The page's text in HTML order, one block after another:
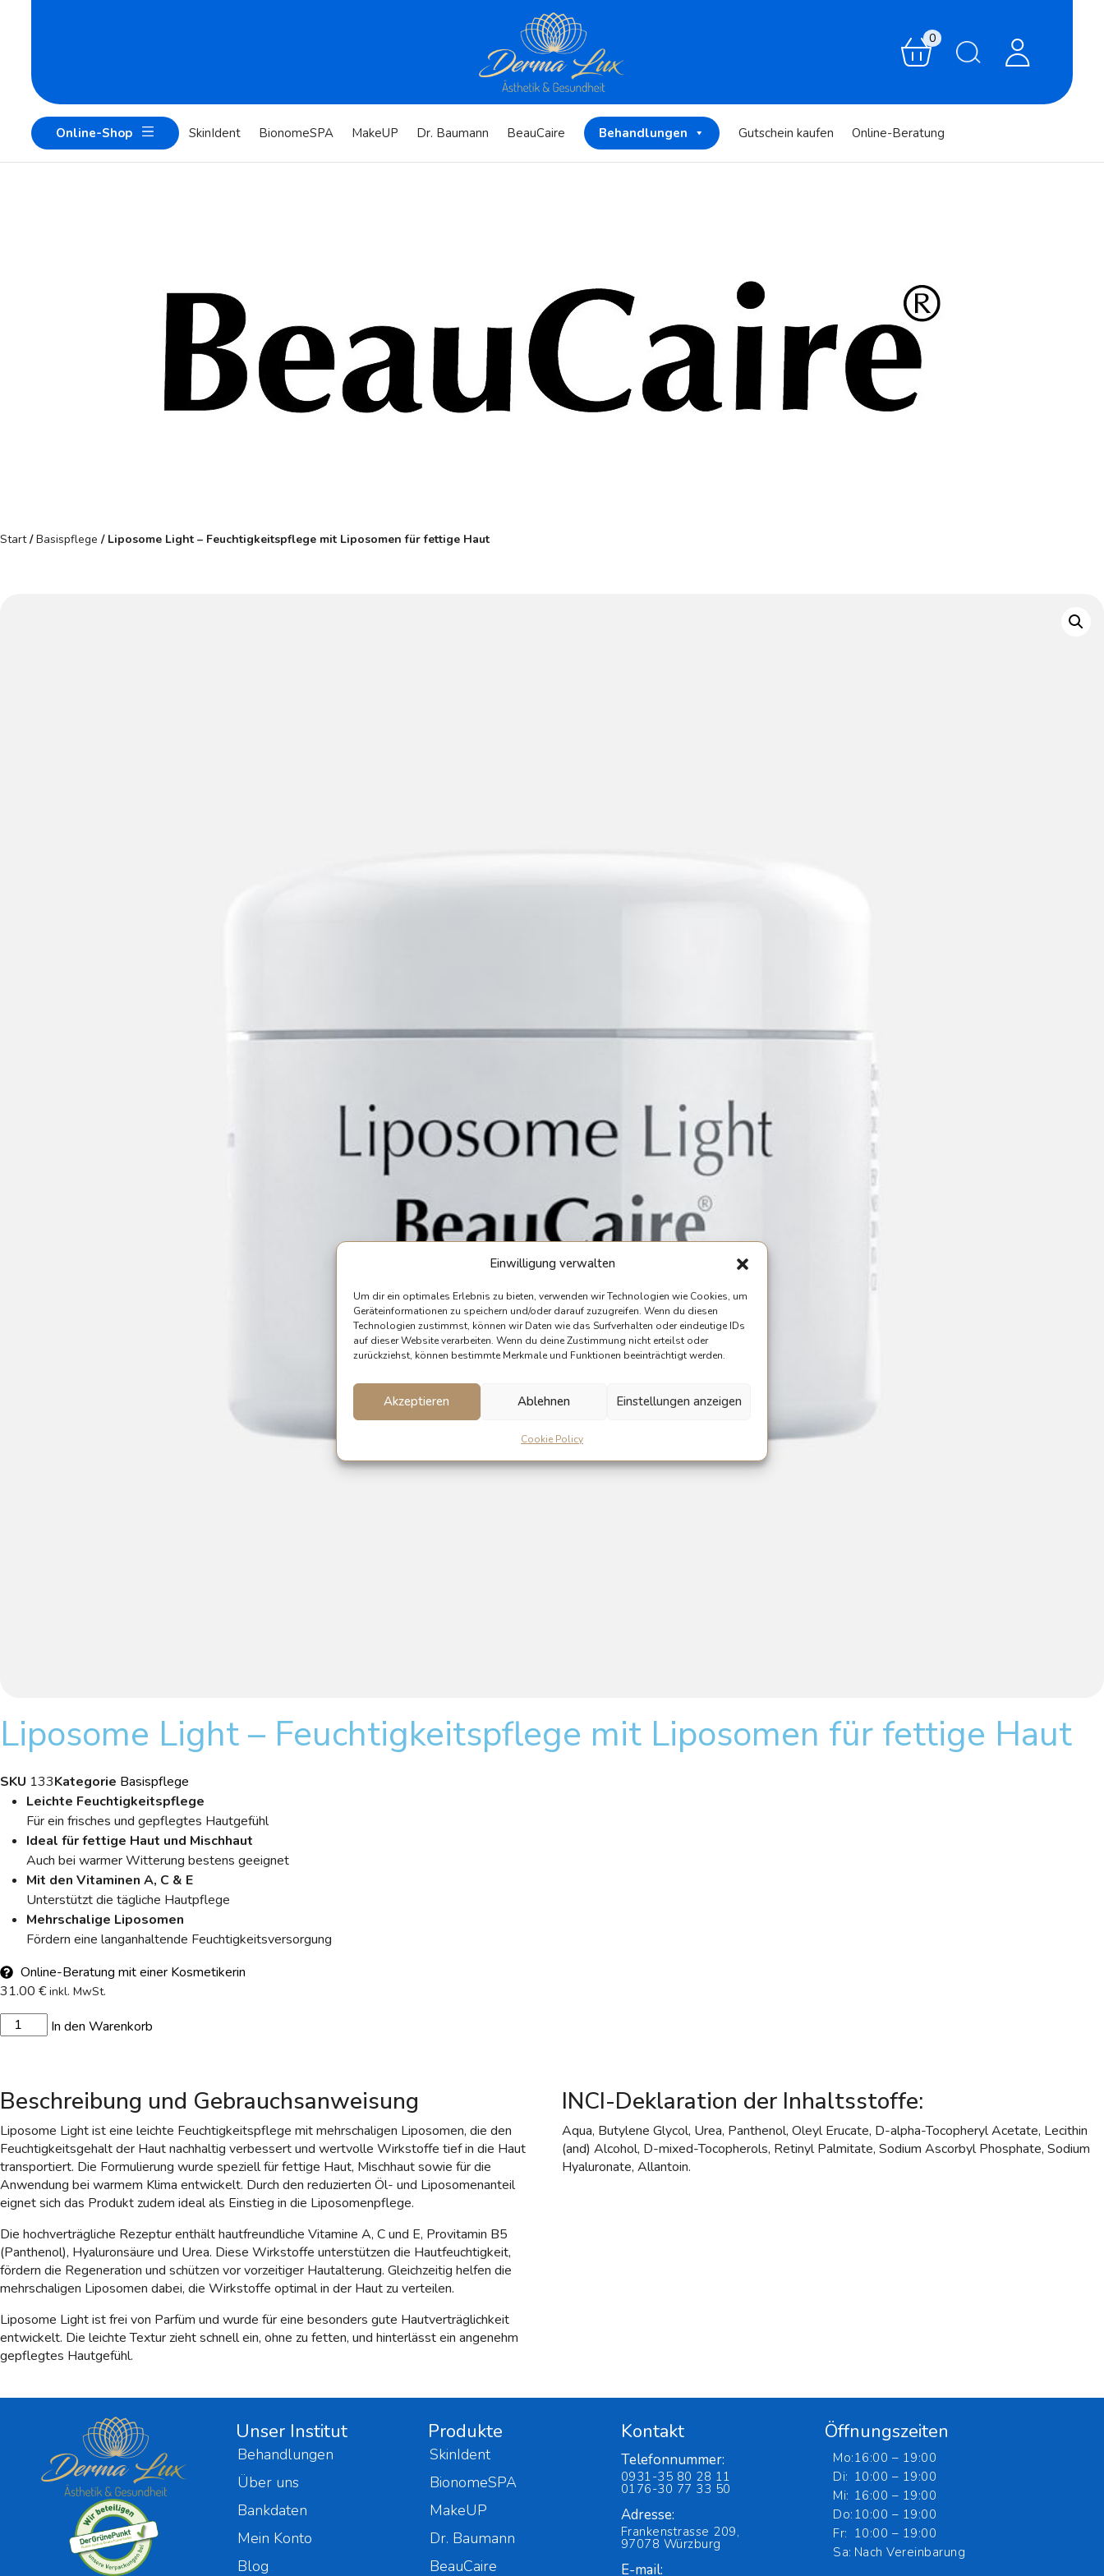
Einwilligung verwalten
Um dir ein optimales Erlebnis zu bieten, verwenden wir Technologien wie Cookies, um
Geräteinformationen zu speichern und/oder darauf zuzugreifen. Wenn du diesen
Technologien zustimmst, können wir Daten wie das Surfverhalten oder eindeutige IDs
auf dieser Website verarbeiten. Wenn du deine Zustimmung nicht erteilst oder
zurückziehst, können bestimmte Merkmale und Funktionen beeinträchtigt werden.
Akzeptieren Ablehnen Einstellungen anzeigen
Cookie Policy
0
Online-Shop SkinIdent BionomeSPA MakeUP Dr. Baumann BeauCaire Behandlungen Gutschein kaufen Online-Beratung
Start/Basispflege / Liposome Light – Feuchtigkeitspflege mit Liposomen für fettige Haut
Liposome Light – Feuchtigkeitspflege mit Liposomen für fettige Haut
SKU 133Kategorie Basispflege
Leichte Feuchtigkeitspflege
Für ein frisches und gepflegtes Hautgefühl
Ideal für fettige Haut und Mischhaut
Auch bei warmer Witterung bestens geeignet
Mit den Vitaminen A, C & E
Unterstützt die tägliche Hautpflege
Mehrschalige Liposomen
Fördern eine langanhaltende Feuchtigkeitsversorgung
Online-Beratung mit einer Kosmetikerin
31.00 € inkl. MwSt.
In den Warenkorb
Beschreibung und Gebrauchsanweisung
Liposome Light ist eine leichte Feuchtigkeitspflege mit mehrschaligen Liposomen, die den
Feuchtigkeitsgehalt der Haut nachhaltig verbessert und wertvolle Wirkstoffe tief in die Haut
transportiert. Die Formulierung wurde speziell für fettige Haut, Mischhaut sowie für die
Anwendung bei warmem Klima entwickelt. Durch den reduzierten Öl- und Liposomenanteil
eignet sich das Produkt zudem ideal als Einstieg in die Liposomenpflege.
Die hochverträgliche Rezeptur enthält hautfreundliche Vitamine A, C und E, Provitamin B5
(Panthenol), Hyaluronsäure und Urea. Diese Wirkstoffe unterstützen die Hautfeuchtigkeit,
fördern die Regeneration und schützen vor vorzeitiger Hautalterung. Gleichzeitig helfen die
mehrschaligen Liposomen dabei, die Wirkstoffe optimal in der Haut zu verteilen.
Liposome Light ist frei von Parfüm und wurde für eine besonders gute Hautverträglichkeit
entwickelt. Die leichte Textur zieht schnell ein, ohne zu fetten, und hinterlässt ein angenehm
gepflegtes Hautgefühl.
INCI-Deklaration der Inhaltsstoffe:
Aqua, Butylene Glycol, Urea, Panthenol, Oleyl Erucate, D-alpha-Tocopheryl Acetate, Lecithin
(and) Alcohol, D-mixed-Tocopherols, Retinyl Palmitate, Sodium Ascorbyl Phosphate, Sodium
Hyaluronate, Allantoin.
Unser Institut
Behandlungen
Über uns
Bankdaten
Mein Konto
Blog
Produkte
SkinIdent
BionomeSPA
MakeUP
Dr. Baumann
BeauCaire
Kontakt
Telefonnummer:
0931-35 80 28 11
0176-30 77 33 50
Adresse:
Frankenstrasse 209,
97078 Würzburg
E-mail:
Öffnungszeiten
Mo:
Di:
Mi:
Do:
Fr:
Sa:
16:00 – 19:00
10:00 – 19:00
16:00 – 19:00
10:00 – 19:00
10:00 – 19:00
Nach Vereinbarung